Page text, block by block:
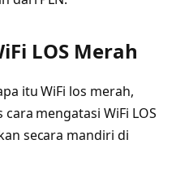
LOS Merah
itu WiFi los merah,
mengatasi WiFi LOS
secara mandiri di